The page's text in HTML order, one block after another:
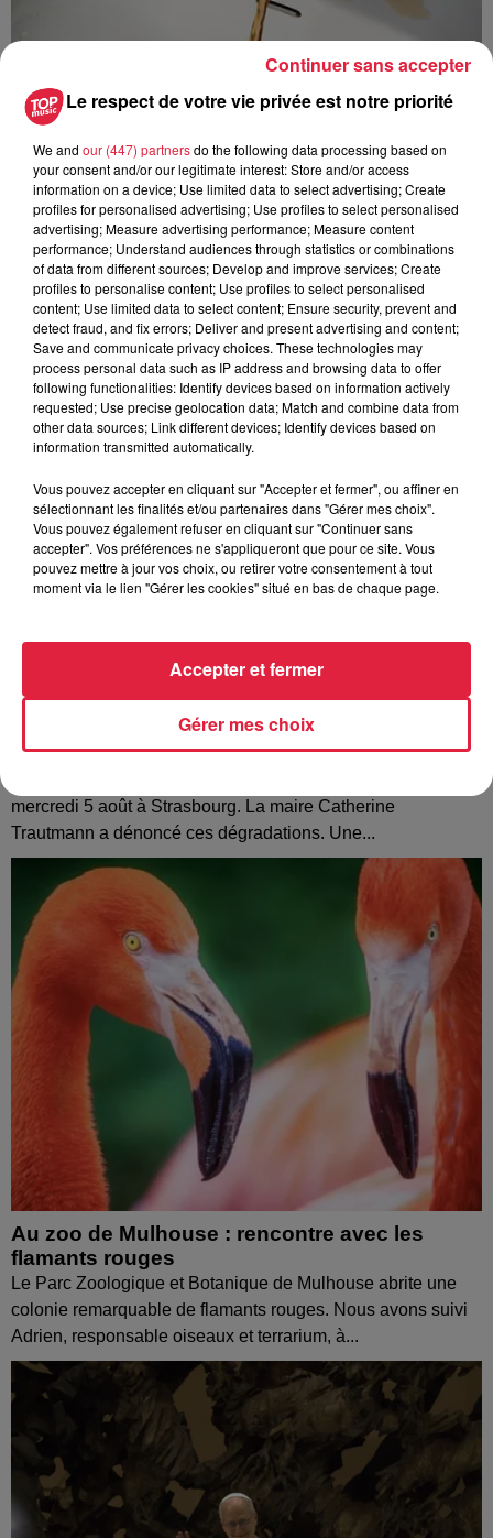
À Hoerdt, de l’eau brune sort des robinets
Depuis plusieurs jours, des habitants de Hoerdt ont vu de
l’eau brune s’écouler de leurs robinets. Face aux
nombreuses interrogations, la municipalité a pris...
Tags antisémites à Strasbourg : Catherine
Trautmann réagit
mercredi 5 août à Strasbourg. La maire Catherine
Trautmann a dénoncé ces dégradations. Une...
Au zoo de Mulhouse : rencontre avec les
flamants rouges
Le Parc Zoologique et Botanique de Mulhouse abrite une
colonie remarquable de flamants rouges. Nous avons suivi
Adrien, responsable oiseaux et terrarium, à...
Le respect de votre vie privée est notre priorité
We and our (447) partnersdo the following data processing based on
your consent and/or our legitimate interest: Store and/or access
information on a device; Use limited data to select advertising; Create
profiles for personalised advertising; Use profiles to select personalised
advertising; Measure advertising performance; Measure content
performance; Understand audiences through statistics or combinations
of data from different sources; Develop and improve services; Create
profiles to personalise content; Use profiles to select personalised
content; Use limited data to select content; Ensure security, prevent and
detect fraud, and fix errors; Deliver and present advertising and content;
Save and communicate privacy choices. These technologies may
process personal data such as IP address and browsing data to offer
following functionalities: Identify devices based on information actively
requested; Use precise geolocation data; Match and combine data from
other data sources; Link different devices; Identify devices based on
information transmitted automatically.
Vous pouvez accepter en cliquant sur "Accepter et fermer", ou affiner en
sélectionnant les finalités et/ou partenaires dans "Gérer mes choix".
Vous pouvez également refuser en cliquant sur "Continuer sans
accepter". Vos préférences ne s'appliqueront que pour ce site. Vous
pouvez mettre à jour vos choix, ou retirer votre consentement à tout
moment via le lien "Gérer les cookies" situé en bas de chaque page.
Gérer mes choix
Accepter et fermer
Continuer sans accepter